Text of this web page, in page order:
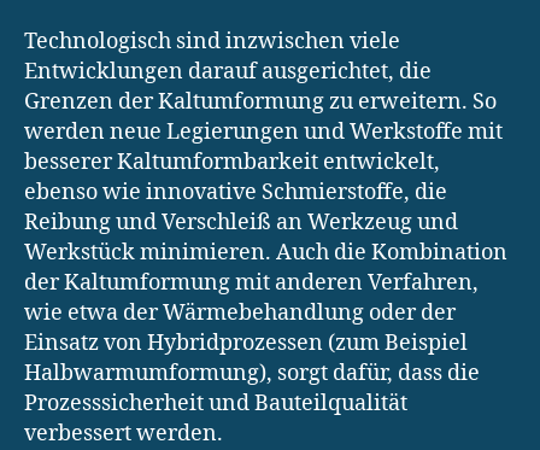
Technologisch sind inzwischen viele
Entwicklungen darauf ausgerichtet, die
Grenzen der Kaltumformung zu erweitern. So
werden neue Legierungen und Werkstoffe mit
besserer Kaltumformbarkeit entwickelt,
ebenso wie innovative Schmierstoffe, die
Reibung und Verschleiß an Werkzeug und
Werkstück minimieren. Auch die Kombination
der Kaltumformung mit anderen Verfahren,
wie etwa der Wärmebehandlung oder der
Einsatz von Hybridprozessen (zum Beispiel
Halbwarmumformung), sorgt dafür, dass die
Prozesssicherheit und Bauteilqualität
verbessert werden.